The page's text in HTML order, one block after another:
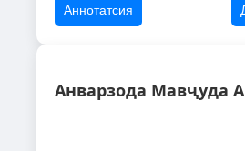
Аннотатсия
Анварзода Мавҷуда